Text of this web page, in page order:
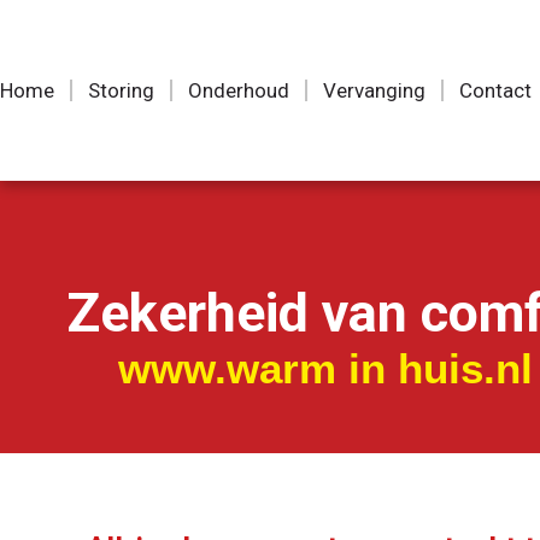
Home Storing Onderhoud Vervanging Contact
Zekerheid van
www.warm in huis.nl